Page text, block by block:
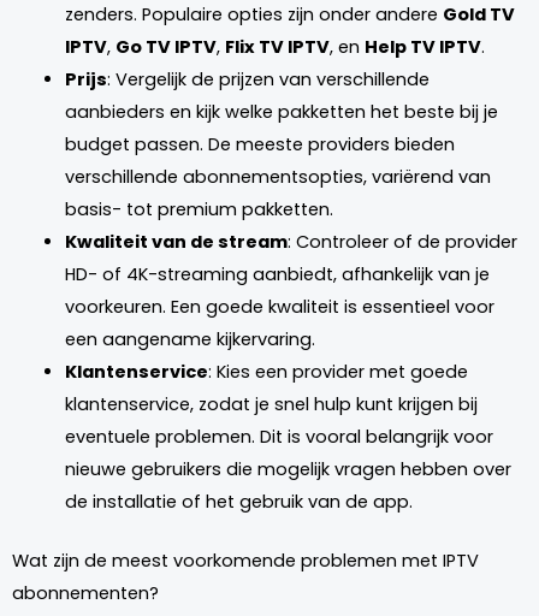
zenders. Populaire opties zijn onder andere Gold TV
IPTV, Go TV IPTV, Flix TV IPTV, en Help TV IPTV.
Prijs: Vergelijk de prijzen van verschillende
aanbieders en kijk welke pakketten het beste bij je
budget passen. De meeste providers bieden
verschillende abonnementsopties, variërend van
basis- tot premium pakketten.
Kwaliteit van de stream: Controleer of de provider
HD- of 4K-streaming aanbiedt, afhankelijk van je
voorkeuren. Een goede kwaliteit is essentieel voor
een aangename kijkervaring.
Klantenservice: Kies een provider met goede
klantenservice, zodat je snel hulp kunt krijgen bij
eventuele problemen. Dit is vooral belangrijk voor
nieuwe gebruikers die mogelijk vragen hebben over
de installatie of het gebruik van de app.
Wat zijn de meest voorkomende problemen met IPTV
abonnementen?